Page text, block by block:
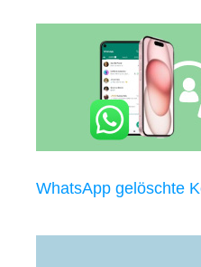
WhatsApp gelöschte